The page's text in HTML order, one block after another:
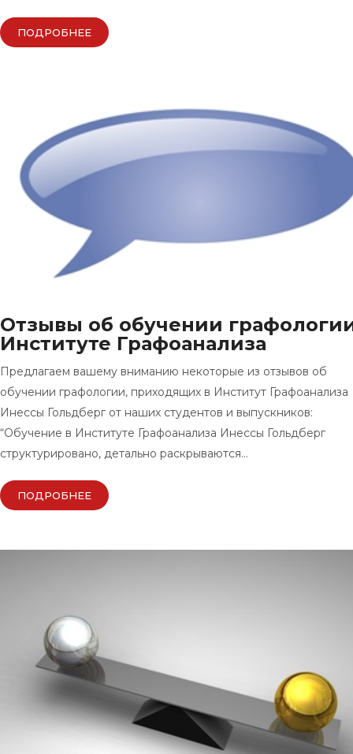
ПОДРОБНЕЕ
Отзывы об обучении
Институте Графоанализа
Предлагаем вашему вниманию некоторые из отзывов об
обучении графологии, приходящих в Институт Графоанализа
Инессы Гольдберг от наших студентов и выпускников:
“Обучение в Институте Графоанализа Инессы Гольдберг
структурировано, детально раскрываются…
ПОДРОБНЕЕ